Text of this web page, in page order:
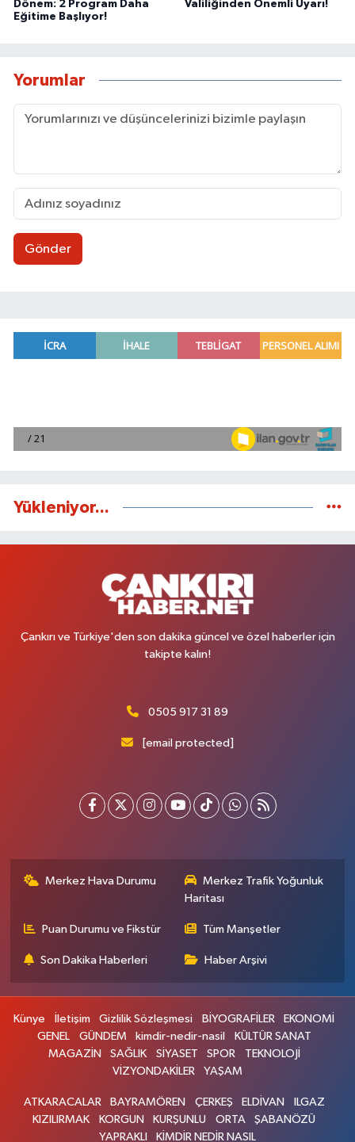
Dönem: 2 Program Daha
Eğitime Başlıyor!
Valiliğinden Önemli Uyarı!
Yorumlar
Gönder
Yükleniyor...
Çankırı ve Türkiye'den son dakika güncel ve özel haberler için
takipte kalın!
0505 917 31 89
[email protected]
Merkez Hava Durumu
Merkez Trafik Yoğunluk
Haritası
Puan Durumu ve Fikstür Tüm Manşetler
Son Dakika Haberleri Haber Arşivi
Künye İletişim Gizlilik Sözleşmesi BİYOGRAFİLER
EKONOMİ
GENEL
GÜNDEM kimdir-nedir-nasil
KÜLTÜR SANAT
MAGAZİN
SAĞLIK SİYASET SPOR
TEKNOLOJİ
VİZYONDAKİLER
YAŞAM
ATKARACALAR BAYRAMÖREN ÇERKEŞ ELDİVAN
ILGAZ
KIZILIRMAK
KORGUN KURŞUNLU ORTA
ŞABANÖZÜ
YAPRAKLI
KİMDİR NEDİR NASIL